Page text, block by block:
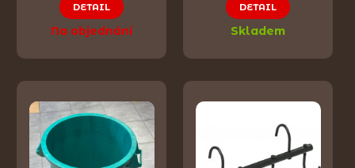
DETAIL
Na objednání
DETAIL
Skladem